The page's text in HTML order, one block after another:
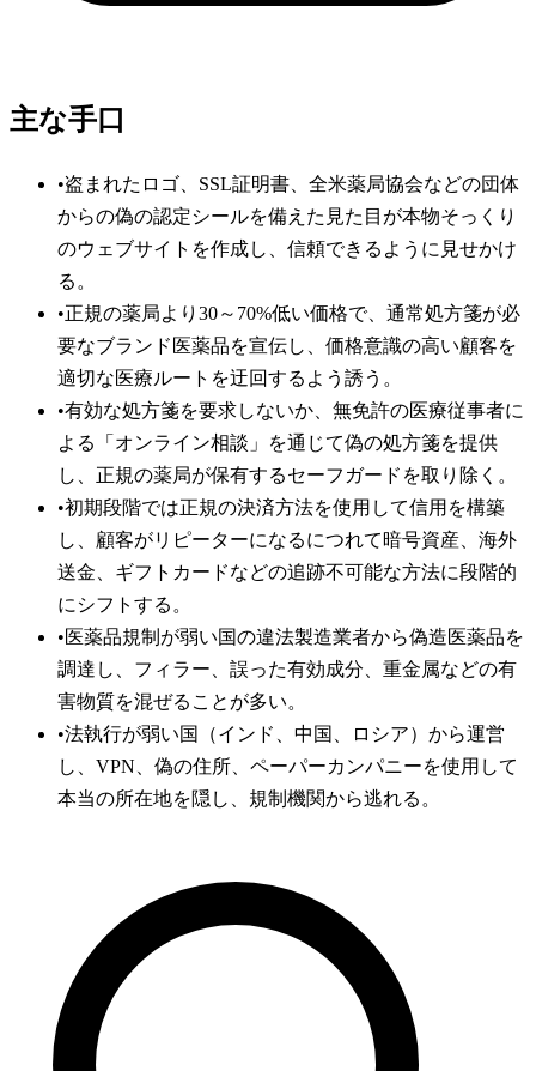
主な手口
•盗まれたロゴ、SSL証明書、全米薬局協会などの団体
からの偽の認定シールを備えた見た目が本物そっくり
のウェブサイトを作成し、信頼できるように見せかけ
る。
•正規の薬局より30～70%低い価格で、通常処方箋が必
要なブランド医薬品を宣伝し、価格意識の高い顧客を
適切な医療ルートを迂回するよう誘う。
•有効な処方箋を要求しないか、無免許の医療従事者に
よる「オンライン相談」を通じて偽の処方箋を提供
し、正規の薬局が保有するセーフガードを取り除く。
•初期段階では正規の決済方法を使用して信用を構築
し、顧客がリピーターになるにつれて暗号資産、海外
送金、ギフトカードなどの追跡不可能な方法に段階的
にシフトする。
•医薬品規制が弱い国の違法製造業者から偽造医薬品を
調達し、フィラー、誤った有効成分、重金属などの有
害物質を混ぜることが多い。
•法執行が弱い国（インド、中国、ロシア）から運営
し、VPN、偽の住所、ペーパーカンパニーを使用して
本当の所在地を隠し、規制機関から逃れる。